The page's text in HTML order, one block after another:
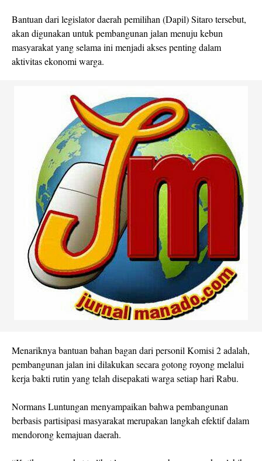
Bantuan dari legislator daerah pemilihan (Dapil) Sitaro tersebut,
akan digunakan untuk pembangunan jalan menuju kebun
masyarakat yang selama ini menjadi akses penting dalam
aktivitas ekonomi warga.
Menariknya bantuan bahan bagan dari personil Komisi 2 adalah,
pembangunan jalan ini dilakukan secara gotong royong melalui
kerja bakti rutin yang telah disepakati warga setiap hari Rabu.
Normans Luntungan menyampaikan bahwa pembangunan
berbasis partisipasi masyarakat merupakan langkah efektif dalam
mendorong kemajuan daerah.